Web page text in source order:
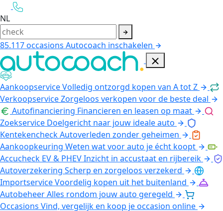
NL
85.117occasions Autocoach inschakelen
AankoopserviceVolledig ontzorgd kopen van A tot Z
VerkoopserviceZorgeloos verkopen voor de beste deal
Autofinanciering Financieren en leasen op maat
Zoekservice Doelgericht naar jouw ideale auto
KentekencheckAutoverleden zonder geheimen
Aankoopkeuring Weten wat voor auto je écht koopt
Accucheck EV & PHEVInzicht in accustaat en rijbereik
Autoverzekering Scherp en zorgeloos verzekerd
ImportserviceVoordelig kopen uit het buitenland
AutobeheerAlles rondom jouw auto geregeld
Occasions Vind, vergelijk en koop je occasion online